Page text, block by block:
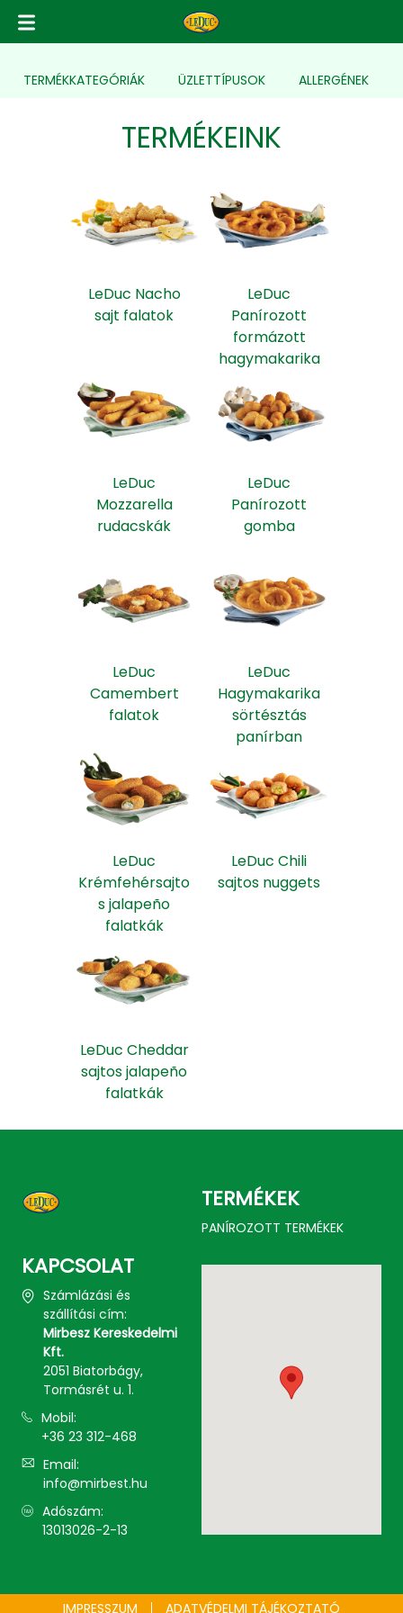
TERMÉKKATEGÓRIÁK ÜZLETTÍPUSOK ALLERGÉNEK
TERMÉKEINK
LeDuc Nacho
sajt falatok
LeDuc
Panírozott
formázott
hagymakarika
LeDuc
Mozzarella
rudacskák
LeDuc
Panírozott
gomba
LeDuc
Camembert
falatok
LeDuc
Hagymakarika
sörtésztás
panírban
LeDuc
Krémfehérsajto
s jalapeño
falatkák
LeDuc Chili
sajtos nuggets
LeDuc Cheddar
sajtos jalapeño
falatkák
TERMÉKEK
PANÍROZOTT TERMÉKEK
KAPCSOLAT
Számlázási és
szállítási cím:
Mirbesz Kereskedelmi
Kft.
2051 Biatorbágy,
Tormásrét u. 1.
Mobil:
+36 23 312-468
Email:
info@mirbest.hu
Adószám:
13013026-2-13
IMPRESSZUM ADATVÉDELMI TÁJÉKOZTATÓ